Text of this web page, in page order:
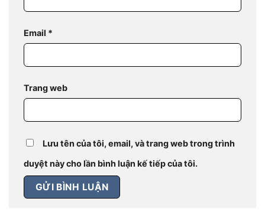
Email *
Trang web
Lưu tên của tôi, email, và trang web trong trình
duyệt này cho lần bình luận kế tiếp của tôi.